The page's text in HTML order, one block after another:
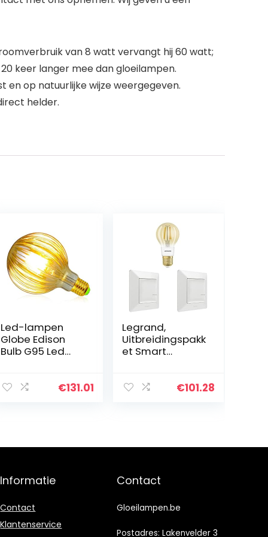
van 8 watt vervangt hij 60 watt;
keer langer mee dan gloeilampen.
en op natuurlijke wijze weergegeven.
helder.
Led-lampen
Globe Edison
Bulb G95 Led
220/240 V E27
€131.01
Legrand,
Uitbreidingspakk
et Smart
(Alexa, Google,
€101.28
Informatie
Contact
Klantenservice
Contact
Gloeilampen.be
Postadres: Lakenvelder 3